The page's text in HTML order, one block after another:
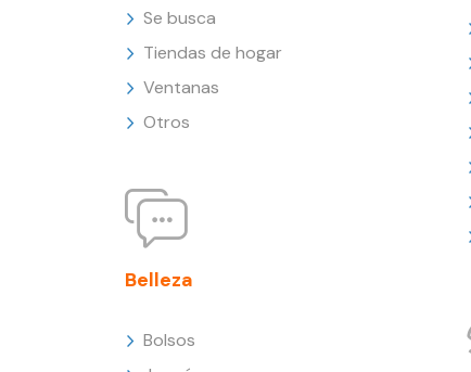
Se busca
Tiendas de hogar
Ventanas
Otros
Belleza
Bolsos